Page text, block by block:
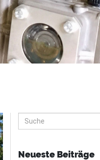
Suche
Neueste Beiträge